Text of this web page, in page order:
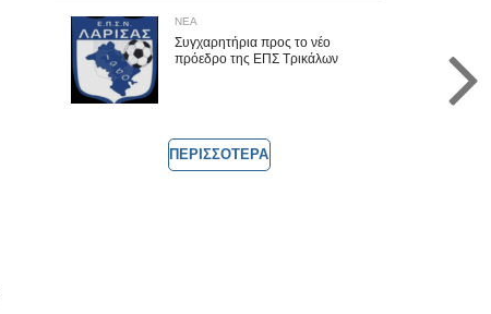
ΝΕΑ
Συγχαρητήρια προς το νέο
πρόεδρο της ΕΠΣ Τρικάλων
ΠΕΡΙΣΣΟΤΕΡΑ